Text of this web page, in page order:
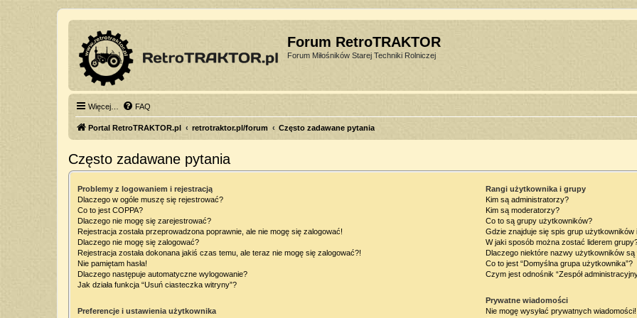
Forum RetroTRAKTOR
Forum Miłośników Starej Techniki Rolniczej
Więcej… FAQ
Portal RetroTRAKTOR.pl retrotraktor.pl/forum Często zadawane pytania
Często zadawane pytania
Problemy z logowaniem i rejestracją
Dlaczego w ogóle muszę się rejestrować?
Co to jest COPPA?
Dlaczego nie mogę się zarejestrować?
Rejestracja została przeprowadzona poprawnie, ale nie mogę się zalogować!
Dlaczego nie mogę się zalogować?
Rejestracja została dokonana jakiś czas temu, ale teraz nie mogę się zalogować?!
Nie pamiętam hasła!
Dlaczego następuje automatyczne wylogowanie?
Jak działa funkcja “Usuń ciasteczka witryny”?
Preferencje i ustawienia użytkownika
Rangi użytkownika i grupy
Kim są administratorzy?
Kim są moderatorzy?
Co to są grupy użytkowników?
Gdzie znajduje się spis grup użytkowników
W jaki sposób można zostać liderem
Dlaczego niektóre nazwy użytkowników
Co to jest “Domyślna grupa użytkownika”?
Czym jest odnośnik “Zespół
Prywatne wiadomości
Nie mogę wysyłać prywatnych wiadomości!